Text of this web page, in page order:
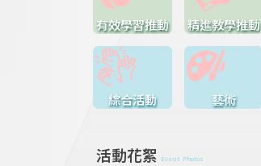
有效學習推動 精進教學推動
綜合活動 藝術
活動花絮 Event Photos